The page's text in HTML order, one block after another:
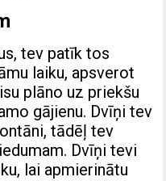
tev patīk tos
laiku, apsverot
plāno uz priekšu
gājienu. Dvīņi tev
tādēļ tev
Dvīņi tevi
lai apmierinātu